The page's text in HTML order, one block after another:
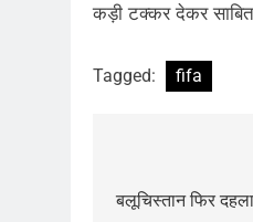
कड़ी टक्कर देकर साबित
Tagged: fifa
navigation
बलूचिस्तान फिर